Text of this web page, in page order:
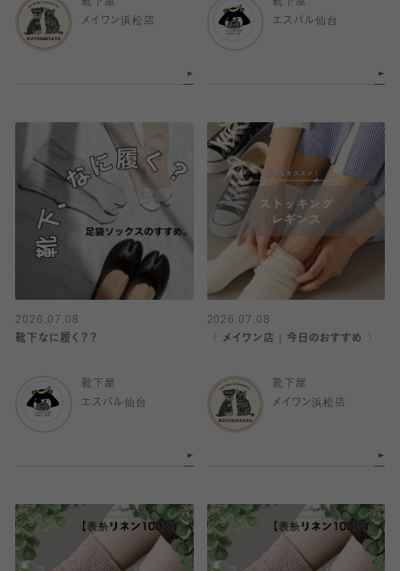
靴下屋
メイワン浜松店
靴下屋
エスパル仙台
2026.07.08
靴下なに履く？？
靴下屋
エスパル仙台
2026.07.08
〈 メイワン店｜今日のおすすめ 〉
靴下屋
メイワン浜松店